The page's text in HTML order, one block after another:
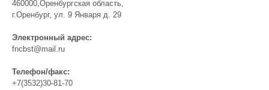
460000,Оренбургская область,
г.Оренбург, ул. 9 Января д. 29
Электронный адрес:
fncbst@mail.ru
Телефон/факс:
+7(3532)30-81-70